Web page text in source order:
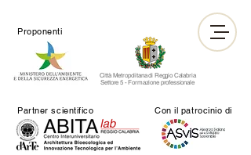
Proponenti
Città Metropolitana di Reggio Calabria
Settore 5 - Formazione professionale
Partner scientifico Con il patrocinio di